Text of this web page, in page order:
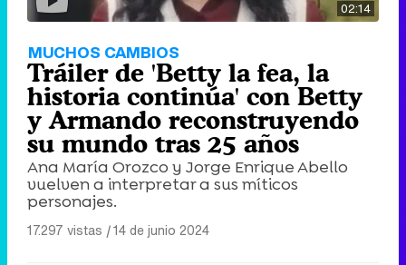
02:14
MUCHOS CAMBIOS
Tráiler de 'Betty la fea, la
historia continúa' con Betty
y Armando reconstruyendo
su mundo tras 25 años
Ana María Orozco y Jorge Enrique Abello
vuelven a interpretar a sus míticos
personajes.
17.297 vistas |14 de junio 2024